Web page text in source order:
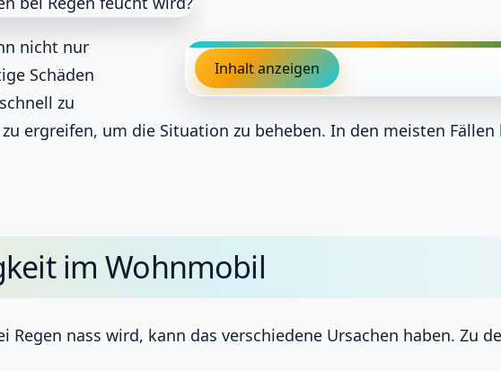
Inhalt anzeigen
nicht nur
Schäden
schnell zu
ergreifen, um die Situation zu beheben. In den meisten
im Wohnmobil
nass wird, kann das verschiedene Ursachen haben. Zu